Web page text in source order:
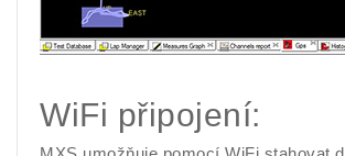
WiFi připojení: